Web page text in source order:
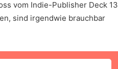
vom Indie-Publisher Deck 13
sind irgendwie brauchbar